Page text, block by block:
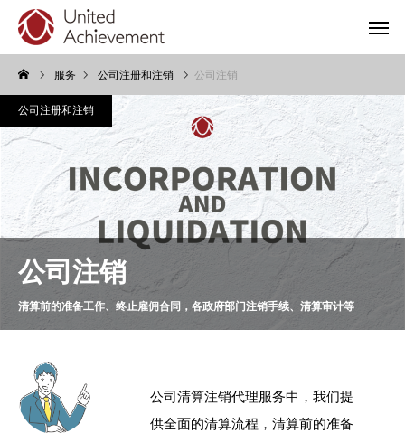
服务 公司注册和注销 公司注销
公司注销
清算前的准备工作、终止雇佣合同，各政府部门注销手续、清算审计等
公司注册和注销
公司清算注销代理服务中，我们提
供全面的清算流程，清算前的准备